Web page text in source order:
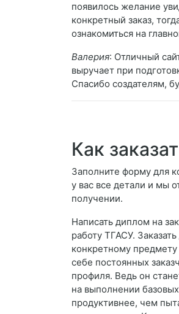
появилось желание
конкретный заказ,
ознакомиться на
Валерия: Отличный
выручает при
Спасибо создателям,
Как
Заполните форму для
у вас все детали и мы
получении.
Написать диплом на
работу ТГАСУ.
конкретному
себе постоянных
профиля. Ведь он
на выполнении
продуктивнее, чем